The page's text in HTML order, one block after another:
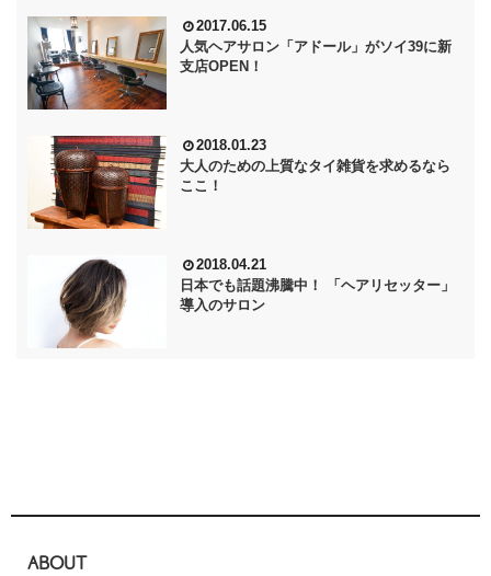
2017.06.15
人気ヘアサロン「アドール」がソイ39に新
支店OPEN！
2018.01.23
大人のための上質なタイ雑貨を求めるなら
ここ！
2018.04.21
日本でも話題沸騰中！ 「ヘアリセッター」
導入のサロン
ABOUT